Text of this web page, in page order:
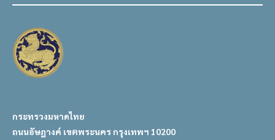
กระทรวงมหาดไทย
ถนนอัษฎางค์ เขตพระนคร กรุงเทพฯ 10200